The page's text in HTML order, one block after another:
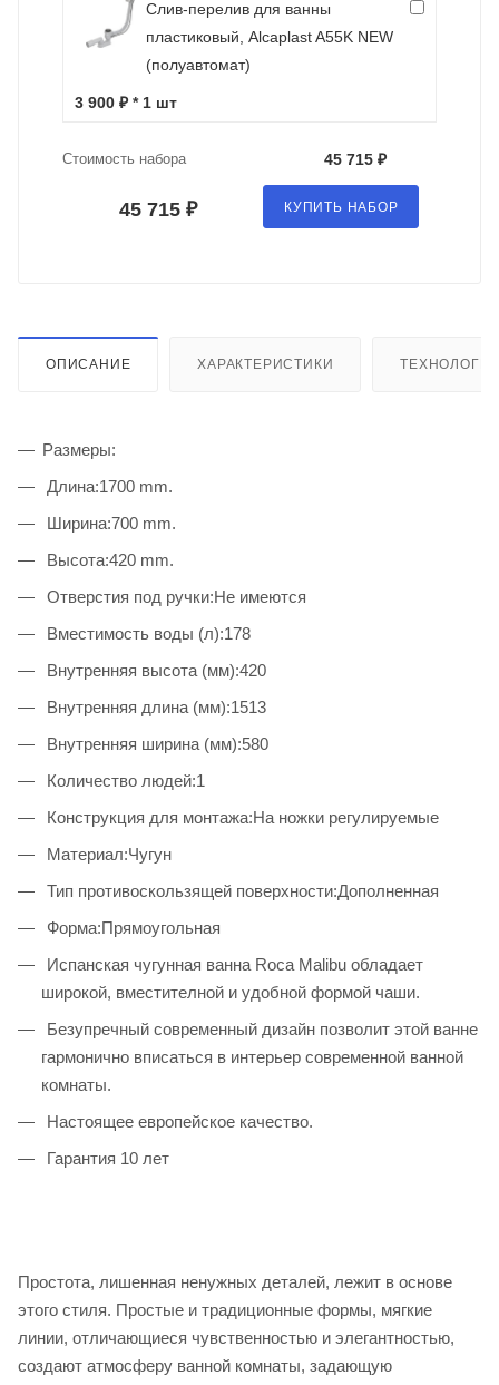
Слив-перелив для ванны
пластиковый, Alcaplast A55K NEW
(полуавтомат)
3 900 ₽ * 1 шт
Стоимость набора 45 715 ₽
45 715 ₽ КУПИТЬ НАБОР
ОПИСАНИЕ ХАРАКТЕРИСТИКИ
Размеры:
Длина:1700 mm.
Ширина:700 mm.
Высота:420 mm.
Отверстия под ручки:Не имеются
Вместимость воды (л):178
Внутренняя высота (мм):420
Внутренняя длина (мм):1513
Внутренняя ширина (мм):580
Количество людей:1
Конструкция для монтажа:На ножки регулируемые
Материал:Чугун
Тип противоскользящей поверхности:Дополненная
Форма:Прямоугольная
Испанская чугунная ванна Roca Malibu обладает
широкой, вместителной и удобной формой чаши.
Безупречный современный дизайн позволит этой ванне
гармонично вписаться в интерьер современной ванной
комнаты.
Настоящее европейское качество.
Гарантия 10 лет
Простота, лишенная ненужных деталей, лежит в основе
этого стиля. Простые и традиционные формы, мягкие
линии, отличающиеся чувственностью и элегантностью,
создают атмосферу ванной комнаты, задающую